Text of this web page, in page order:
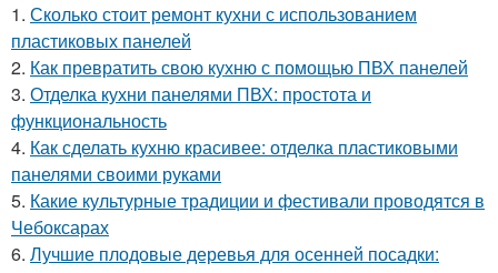
1. Сколько стоит ремонт кухни с использованием
пластиковых панелей
2. Как превратить свою кухню с помощью ПВХ панелей
3. Отделка кухни панелями ПВХ: простота и
функциональность
4. Как сделать кухню красивее: отделка пластиковыми
панелями своими руками
5. Какие культурные традиции и фестивали проводятся в
Чебоксарах
6. Лучшие плодовые деревья для осенней посадки: